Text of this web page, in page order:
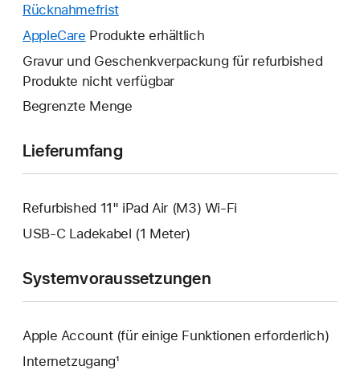
geöffnet.
RücknahmefristEin
neues
wird
geöffnet.
AppleCare Ein
neues
Fenster
geöffnet.
Produkte erhältlich
Gravur und Geschenkverpackung für refurbished
Produkte nicht verfügbar
Begrenzte Menge
Lieferumfang
Refurbished 11" iPad Air (M3) Wi-Fi
USB‑C Ladekabel (1 Meter)
Systemvoraussetzungen
Apple Account (für einige Funktionen erforderlich)
Internetzugang¹